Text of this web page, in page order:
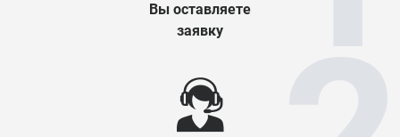
Вы оставляете
заявку